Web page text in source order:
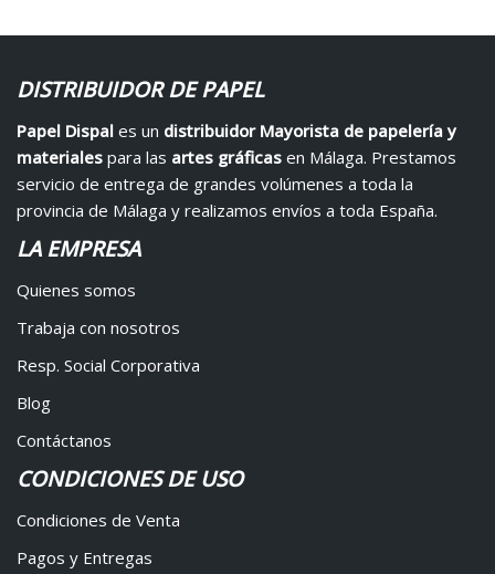
DISTRIBUIDOR DE PAPEL
Papel Dispal es un distribuidor Mayorista de papelería y
materiales para las artes gráficas en Málaga. Prestamos
servicio de entrega de grandes volúmenes a toda la
provincia de Málaga y realizamos envíos a toda España.
LA EMPRESA
Quienes somos
Trabaja con nosotros
Resp. Social Corporativa
Blog
Contáctanos
CONDICIONES DE USO
Condiciones de Venta
Pagos y Entregas